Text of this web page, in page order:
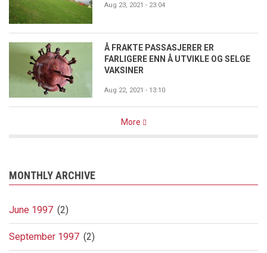
Aug 23, 2021 - 23:04
Å FRAKTE PASSASJERER ER
FARLIGERE ENN Å UTVIKLE OG SELGE
VAKSINER
Aug 22, 2021 - 13:10
More
MONTHLY ARCHIVE
June 1997 (2)
September 1997 (2)